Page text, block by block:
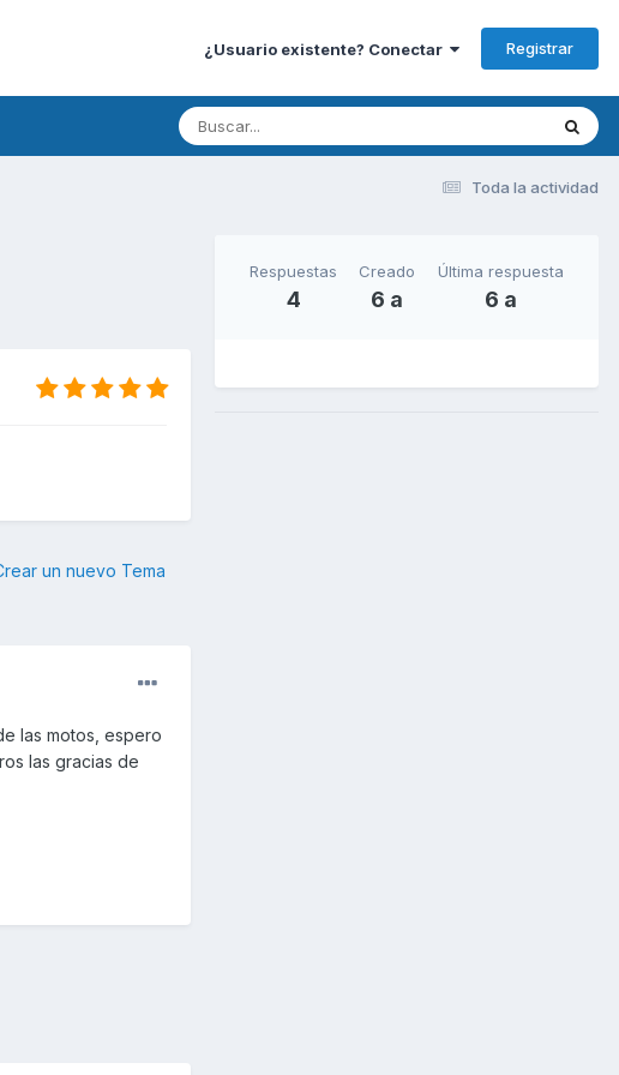
¿Usuario existente? Conectar Registrar
Toda la actividad
un nuevo Tema
las motos, espero
las gracias de
Respuestas
4
Creado
6 a
Última respuesta
6 a